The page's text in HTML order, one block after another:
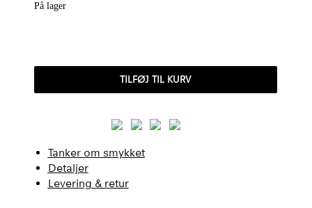
På lager
SKOVBAD
TILFØJ TIL KURV
Tanker om smykket
Detaljer
Levering & retur